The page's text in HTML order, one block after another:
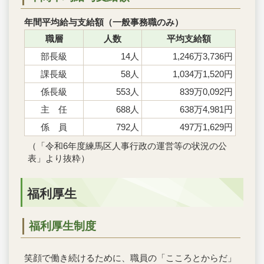
年間平均給与支給額（一般事務職のみ）
職層
人数
平均支給額
部長級
14人
1,246万3,736円
課長級
58人
1,034万1,520円
係長級
553人
839万0,092円
主 任
688人
638万4,981円
係 員
792人
497万1,629円
（「令和6年度練馬区人事行政の運営等の状況の公
表」より抜粋）
福利厚生
福利厚生制度
笑顔で働き続けるために、職員の「こころとからだ」